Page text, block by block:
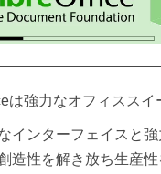
は強力なオフィススイ
インターフェイスと
造性を解き放ち生産性